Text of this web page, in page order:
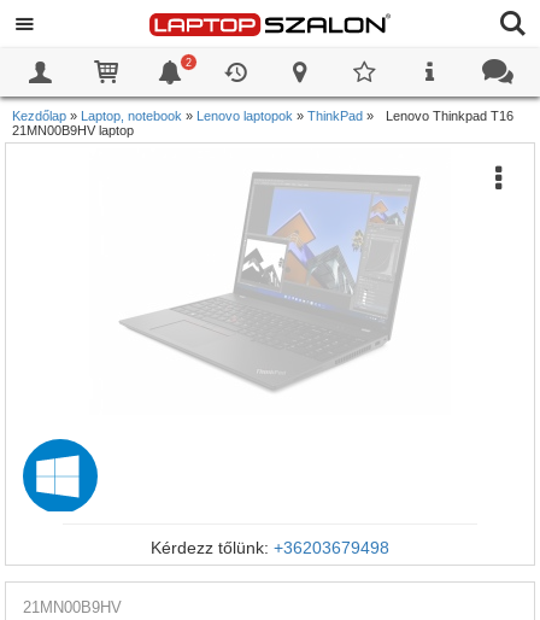
2
Kezdőlap » Laptop, notebook » Lenovo laptopok » ThinkPad »
Lenovo Thinkpad T16
21MN00B9HV laptop
Kérdezz tőlünk: +36203679498
21MN00B9HV
0
0